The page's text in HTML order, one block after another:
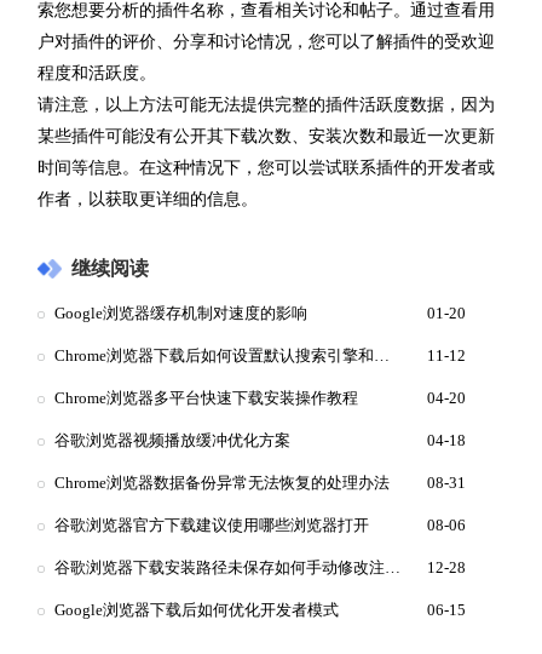
索您想要分析的插件名称，查看相关讨论和帖子。通过查看用
户对插件的评价、分享和讨论情况，您可以了解插件的受欢迎
程度和活跃度。
请注意，以上方法可能无法提供完整的插件活跃度数据，因为
某些插件可能没有公开其下载次数、安装次数和最近一次更新
时间等信息。在这种情况下，您可以尝试联系插件的开发者或
作者，以获取更详细的信息。
继续阅读
Google浏览器缓存机制对速度的影响 01-20
Chrome浏览器下载后如何设置默认搜索引擎和建议 11-12
Chrome浏览器多平台快速下载安装操作教程 04-20
谷歌浏览器视频播放缓冲优化方案 04-18
Chrome浏览器数据备份异常无法恢复的处理办法 08-31
谷歌浏览器官方下载建议使用哪些浏览器打开 08-06
谷歌浏览器下载安装路径未保存如何手动修改注册表 12-28
Google浏览器下载后如何优化开发者模式 06-15